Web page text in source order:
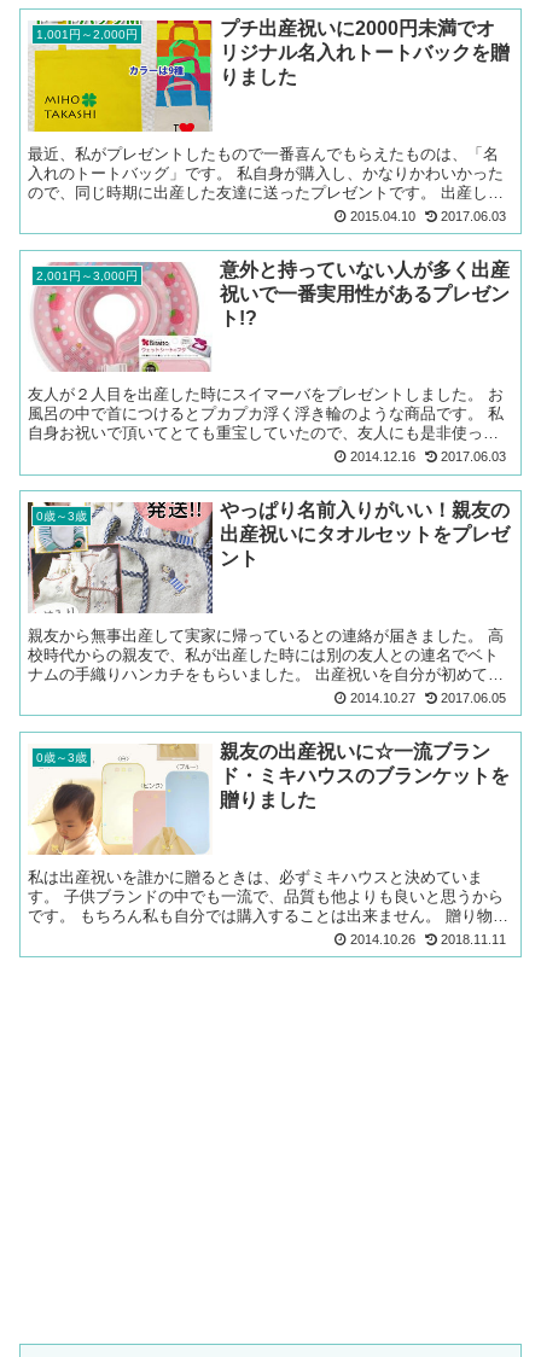
1,001円～2,000円
プチ出産祝いに2000円未満でオ
リジナル名入れトートバックを贈
りました
最近、私がプレゼントしたもので一番喜んでもらえたものは、「名
入れのトートバッグ」です。 私自身が購入し、かなりかわいかった
ので、同じ時期に出産した友達に送ったプレゼントです。 出産した
お祝いとして、名前が決まった時点で、こちらで名前入りのト...
2015.04.10 2017.06.03
2,001円～3,000円
意外と持っていない人が多く出産
祝いで一番実用性があるプレゼン
ト!?
友人が２人目を出産した時にスイマーバをプレゼントしました。 お
風呂の中で首につけるとプカプカ浮く浮き輪のような商品です。 私
自身お祝いで頂いてとても重宝していたので、友人にも是非使って
欲しいなと思いプレゼントしました。 Swimavaスイマ...
2014.12.16 2017.06.03
0歳～3歳
やっぱり名前入りがいい！親友の
出産祝いにタオルセットをプレゼ
ント
親友から無事出産して実家に帰っているとの連絡が届きました。 高
校時代からの親友で、私が出産した時には別の友人との連名でベト
ナムの手織りハンカチをもらいました。 出産祝いを自分が初めて贈
る立場になった時は、相場や、何を贈って良いものか全く分か...
2014.10.27 2017.06.05
0歳～3歳
親友の出産祝いに☆一流ブラン
ド・ミキハウスのブランケットを
贈りました
私は出産祝いを誰かに贈るときは、必ずミキハウスと決めていま
す。 子供ブランドの中でも一流で、品質も他よりも良いと思うから
です。 もちろん私も自分では購入することは出来ません。 贈り物だ
からこそ、相手の喜ぶ顔を創造しながらちょっと高級なものを...
2014.10.26 2018.11.11